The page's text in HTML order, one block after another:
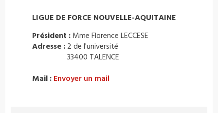
LIGUE DE FORCE NOUVELLE-AQUITAINE
Président : Mme Florence LECCESE
Adresse : 2 de l'université
33400 TALENCE
Mail : Envoyer un mail